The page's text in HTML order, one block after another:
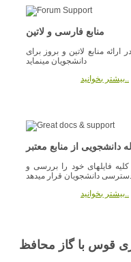
منابع فارسی و لاتین
در ارائه منابع لاتین و بروز برای
دانشجویان مینماید
بیشتر بخوانید..
دانشجویی از منابع معتبر
و کلیه فایلهای خود را بررسی و
بیشتر بخوانید..
قوس با گاز محافظ